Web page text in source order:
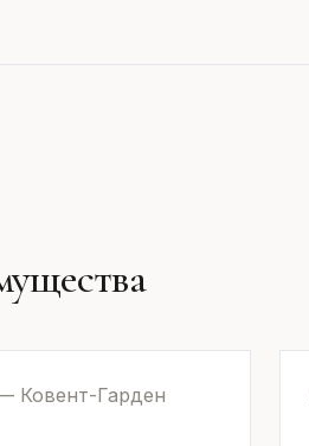
Ковент-Гарден